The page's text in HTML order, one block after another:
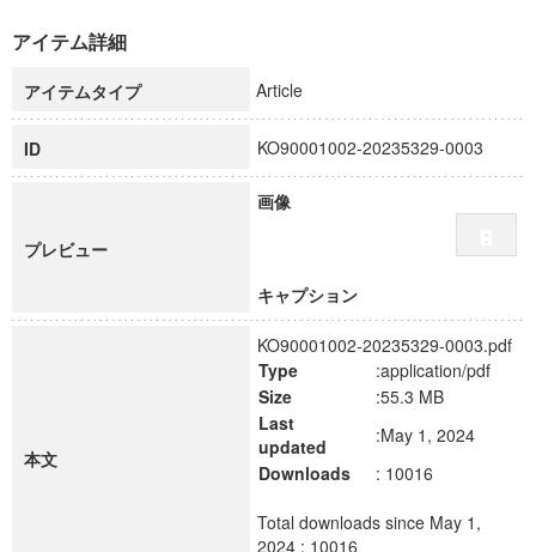
科学研究費補助金研究成果報告書
慶應義塾大学グローバルCOEプログラム市民社会ガバナンス
慶應義塾大学グローバルCOEプログラム論理と感性の先端的
博士課程教育リーディングプログラム「超成熟社会発展のサ
学術雑誌掲載論文等(8)
アイテム詳細
アイテムタイプ Article
ID KO90001002-20235329-0003
プレビュー
画像
キャプション
本文
KO90001002-20235329-0003.pdf
Type
:application/pdf
Size
:55.3 MB
Last
updated
:May 1, 2024
Downloads
: 10016
Total downloads since May 1,
2024 : 10016